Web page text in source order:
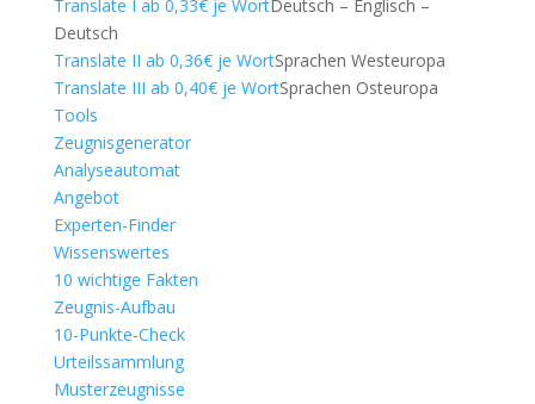
Translate I ab 0,33€ je WortDeutsch – Englisch –
Deutsch
Translate II ab 0,36€ je WortSprachen Westeuropa
Translate III ab 0,40€ je WortSprachen Osteuropa
Tools
Zeugnisgenerator
Analyseautomat
Angebot
Experten-Finder
Wissenswertes
10 wichtige Fakten
Zeugnis-Aufbau
10-Punkte-Check
Urteilssammlung
Musterzeugnisse